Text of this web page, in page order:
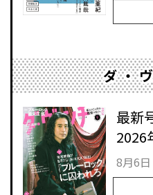
ダ・
最新
2026
8月6